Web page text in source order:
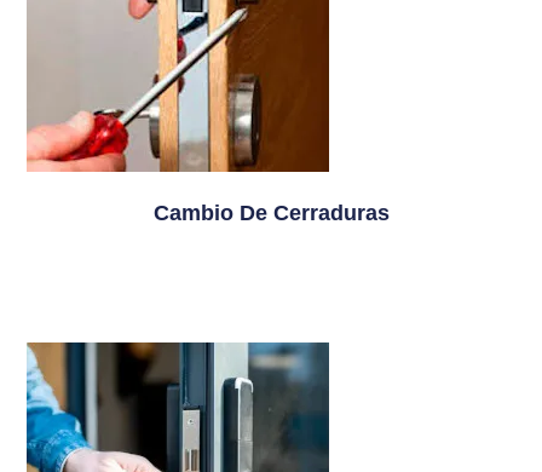
Cambio De Cerraduras